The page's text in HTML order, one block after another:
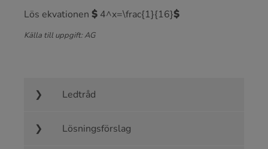
Lös ekvationen $ 4^x=\frac{1}{16}$
Källa till uppgift: AG
Ledtråd
Lösningsförslag